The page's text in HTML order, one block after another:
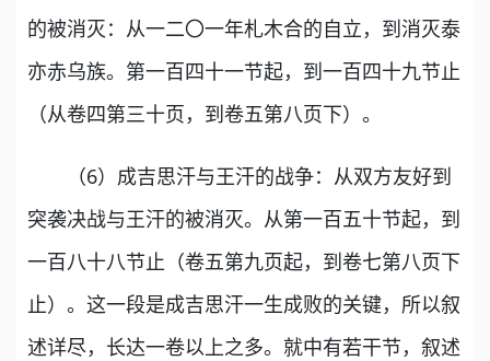
的被消灭：从一二〇一年札木合的自立，到消灭泰
亦赤乌族。第一百四十一节起，到一百四十九节止
（从卷四第三十页，到卷五第八页下）。
（6）成吉思汗与王汗的战争：从双方友好到
突袭决战与王汗的被消灭。从第一百五十节起，到
一百八十八节止（卷五第九页起，到卷七第八页下
止）。这一段是成吉思汗一生成败的关键，所以叙
述详尽，长达一卷以上之多。就中有若干节，叙述